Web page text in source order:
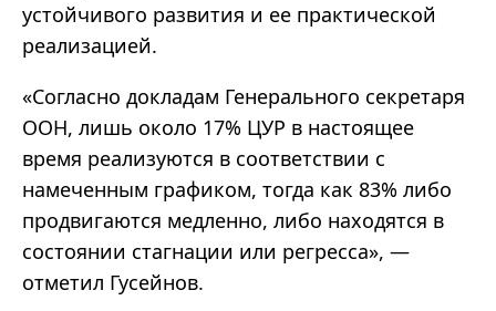
устойчивого развития и ее практической
реализацией.
«Согласно докладам Генерального секретаря
ООН, лишь около 17% ЦУР в настоящее
время реализуются в соответствии с
намеченным графиком, тогда как 83% либо
продвигаются медленно, либо находятся в
состоянии стагнации или регресса», —
отметил Гусейнов.